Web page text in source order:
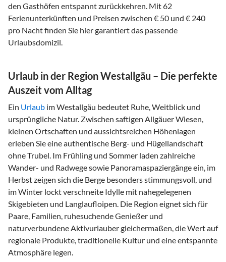
den Gasthöfen entspannt zurückkehren. Mit 62
Ferienunterkünften und Preisen zwischen € 50 und € 240
pro Nacht finden Sie hier garantiert das passende
Urlaubsdomizil.
Urlaub in der Region Westallgäu – Die perfekte
Auszeit vom Alltag
Ein Urlaub im Westallgäu bedeutet Ruhe, Weitblick und
ursprüngliche Natur. Zwischen saftigen Allgäuer Wiesen,
kleinen Ortschaften und aussichtsreichen Höhenlagen
erleben Sie eine authentische Berg- und Hügellandschaft
ohne Trubel. Im Frühling und Sommer laden zahlreiche
Wander- und Radwege sowie Panoramaspaziergänge ein, im
Herbst zeigen sich die Berge besonders stimmungsvoll, und
im Winter lockt verschneite Idylle mit nahegelegenen
Skigebieten und Langlaufloipen. Die Region eignet sich für
Paare, Familien, ruhesuchende Genießer und
naturverbundene Aktivurlauber gleichermaßen, die Wert auf
regionale Produkte, traditionelle Kultur und eine entspannte
Atmosphäre legen.